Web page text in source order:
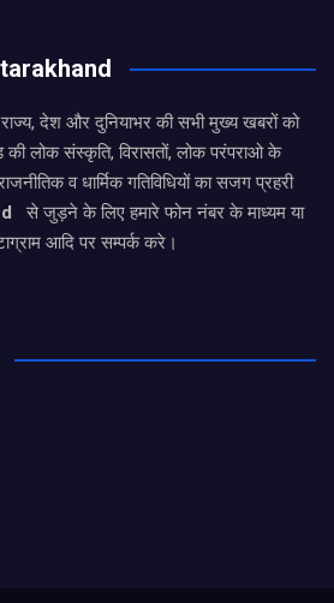
राज्य, देश और दुनियाभर की सभी मुख्य खबरों को
की लोक संस्कृति, विरासतों, लोक परंपराओ के
व धार्मिक गतिविधियों का सजग प्रहरी
से जुड़ने के लिए हमारे फोन नंबर के माध्यम या
आदि पर सम्पर्क करे।